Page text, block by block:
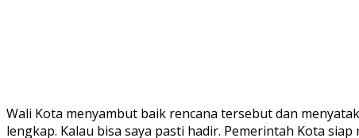
Wali Kota menyambut baik rencana tersebut dan
lengkap. Kalau bisa saya pasti hadir. Pemerintah Kota siap